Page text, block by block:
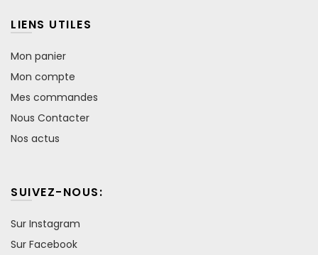
LIENS UTILES
Mon panier
Mon compte
Mes commandes
Nous Contacter
Nos actus
SUIVEZ-NOUS:
Sur Instagram
Sur Facebook